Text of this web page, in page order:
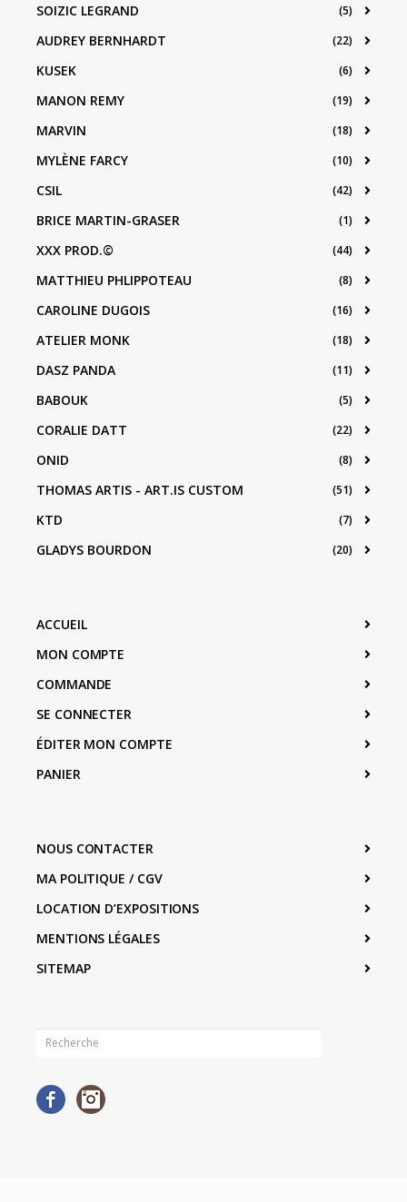
SOIZIC LEGRAND (5)
AUDREY BERNHARDT (22)
KUSEK (6)
MANON REMY (19)
MARVIN (18)
MYLÈNE FARCY (10)
CSIL (42)
BRICE MARTIN-GRASER (1)
XXX PROD.© (44)
MATTHIEU PHLIPPOTEAU (8)
CAROLINE DUGOIS (16)
ATELIER MONK (18)
DASZ PANDA (11)
BABOUK (5)
CORALIE DATT (22)
ONID (8)
THOMAS ARTIS - ART.IS CUSTOM (51)
KTD (7)
GLADYS BOURDON (20)
ACCUEIL
MON COMPTE
COMMANDE
SE CONNECTER
ÉDITER MON COMPTE
PANIER
NOUS CONTACTER
MA POLITIQUE / CGV
LOCATION D’EXPOSITIONS
MENTIONS LÉGALES
SITEMAP
Facebook